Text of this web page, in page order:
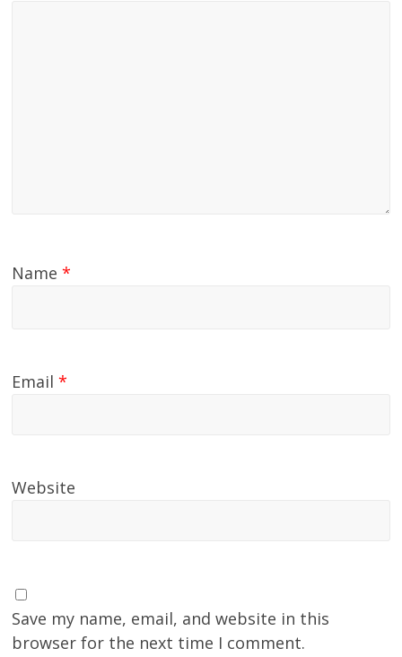
Name*
Email*
Website
Save my name, email, and website in this
browser for the next time I comment.